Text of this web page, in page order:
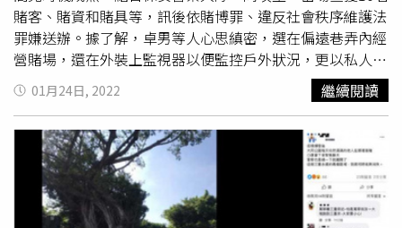
賭客、賭資和賭具等，訊後依賭博罪、違反社會秩序維護法
罪嫌送辦。據了解，卓男等人心思縝密，選在偏遠巷弄內經
營賭場，還在外裝上監視器以便監控戶外狀況，更以私人神
壇作為掩護，他們自以為天衣無縫，放心的在此大擺賭桌、
呼盧喝雉，大賺不法之財，一切動靜卻早已被警方掌握。大
園警分局表示，警方接獲情資後持續蒐證，果然發現該處常
有不明人車出入、確有可疑之處，遂向桃園地方法院申請核
發搜索票，22日晚間前往攻堅，當場查獲2名負責人和10名
賭客，並查扣賭資新臺幣17萬6383元、抽頭金1萬1000
元、賭具 四色牌 、籌碼、香菸277盒、監視器等物品，訊後
01月24日, 2022 繼續閱讀